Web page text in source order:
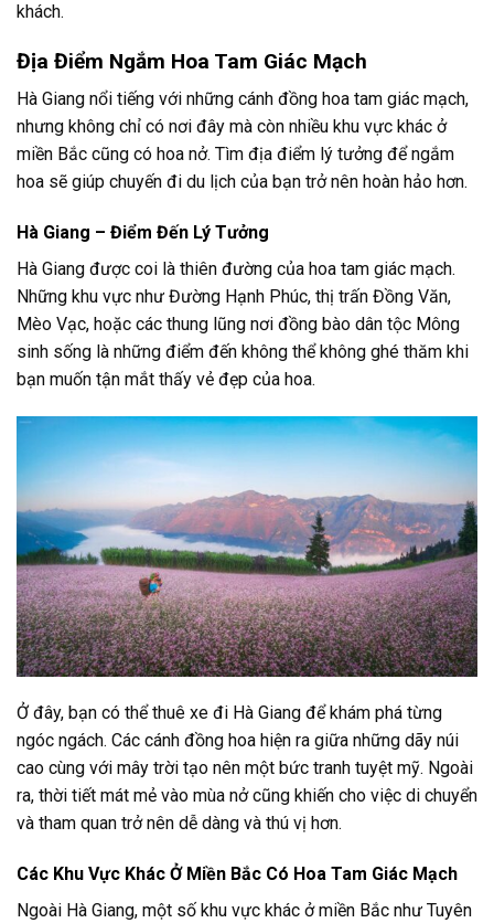
khách.
Địa Điểm Ngắm Hoa Tam Giác Mạch
Hà Giang nổi tiếng với những cánh đồng hoa tam giác mạch,
nhưng không chỉ có nơi đây mà còn nhiều khu vực khác ở
miền Bắc cũng có hoa nở. Tìm địa điểm lý tưởng để ngắm
hoa sẽ giúp chuyến đi du lịch của bạn trở nên hoàn hảo hơn.
Hà Giang – Điểm Đến Lý Tưởng
Hà Giang được coi là thiên đường của hoa tam giác mạch.
Những khu vực như Đường Hạnh Phúc, thị trấn Đồng Văn,
Mèo Vạc, hoặc các thung lũng nơi đồng bào dân tộc Mông
sinh sống là những điểm đến không thể không ghé thăm khi
bạn muốn tận mắt thấy vẻ đẹp của hoa.
Ở đây, bạn có thể thuê xe đi Hà Giang để khám phá từng
ngóc ngách. Các cánh đồng hoa hiện ra giữa những dãy núi
cao cùng với mây trời tạo nên một bức tranh tuyệt mỹ. Ngoài
ra, thời tiết mát mẻ vào mùa nở cũng khiến cho việc di chuyển
và tham quan trở nên dễ dàng và thú vị hơn.
Các Khu Vực Khác Ở Miền Bắc Có Hoa Tam Giác Mạch
Ngoài Hà Giang, một số khu vực khác ở miền Bắc như Tuyên